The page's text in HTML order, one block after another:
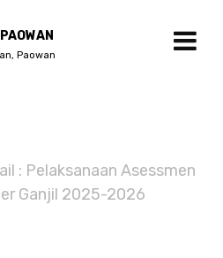
Paowan
: Pelaksanaan Asessmen
Ganjil 2025-2026